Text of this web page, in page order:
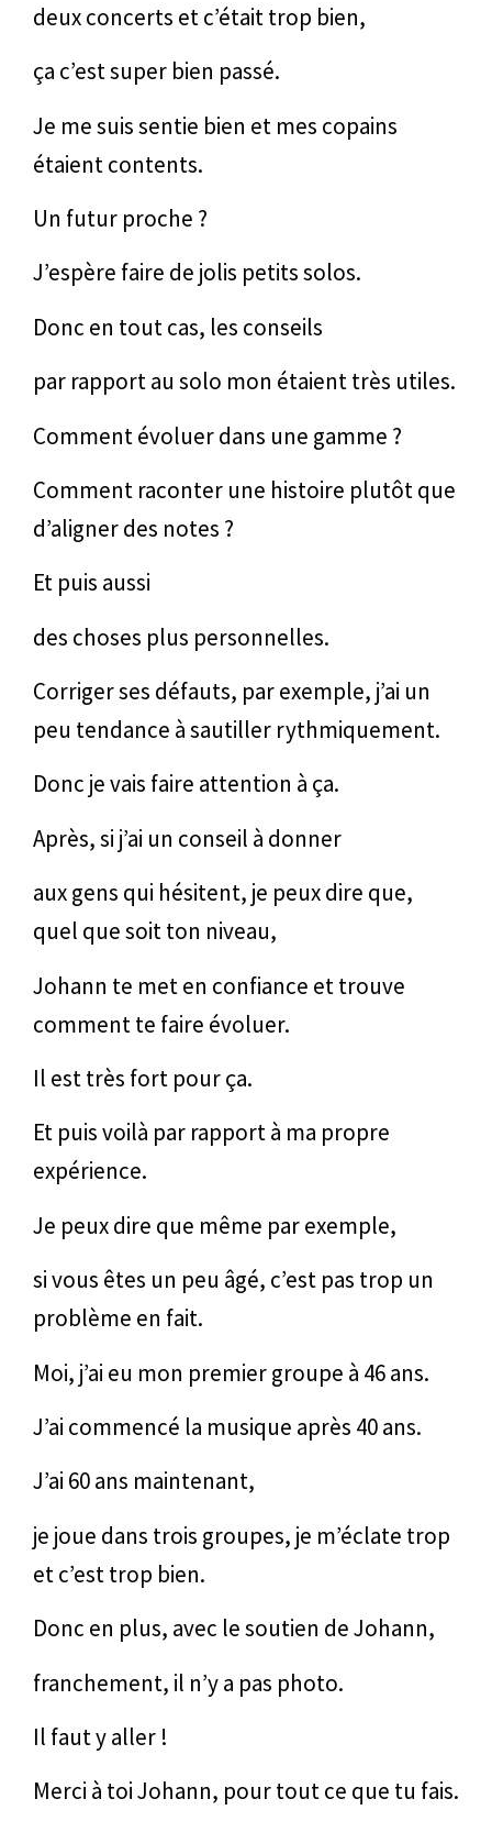
deux concerts et c’était trop bien,
ça c’est super bien passé.
Je me suis sentie bien et mes copains
étaient contents.
Un futur proche ?
J’espère faire de jolis petits solos.
Donc en tout cas, les conseils
par rapport au solo mon étaient très utiles.
Comment évoluer dans une gamme ?
Comment raconter une histoire plutôt que
d’aligner des notes ?
Et puis aussi
des choses plus personnelles.
Corriger ses défauts, par exemple, j’ai un
peu tendance à sautiller rythmiquement.
Donc je vais faire attention à ça.
Après, si j’ai un conseil à donner
aux gens qui hésitent, je peux dire que,
quel que soit ton niveau,
Johann te met en confiance et trouve
comment te faire évoluer.
Il est très fort pour ça.
Et puis voilà par rapport à ma propre
expérience.
Je peux dire que même par exemple,
si vous êtes un peu âgé, c’est pas trop un
problème en fait.
Moi, j’ai eu mon premier groupe à 46 ans.
J’ai commencé la musique après 40 ans.
J’ai 60 ans maintenant,
je joue dans trois groupes, je m’éclate trop
et c’est trop bien.
Donc en plus, avec le soutien de Johann,
franchement, il n’y a pas photo.
Il faut y aller !
Merci à toi Johann, pour tout ce que tu fais.